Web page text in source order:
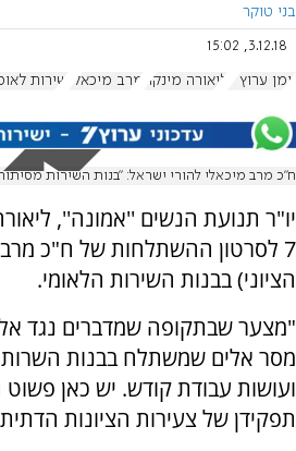
בני טוקר
3.12.18, 15:02
יומן ערוץ 7 ליאורה מינקה מרב מיכאלי שירות
ח״כ מרב מיכאלי להורי ישראל: ״בנות השירות
יו"ר תנועת הנשים ''אמונה'',
7 לסרטון ההשתלחות של ח"כ
הציוני) בבנות השירות הלאומי.
"מצער שבתקופה שמדברים נגד
מסר אלים שמשתלח בבנות
ועושות עבודת קודש. יש כאן
תפקידן של צעירות הציונות